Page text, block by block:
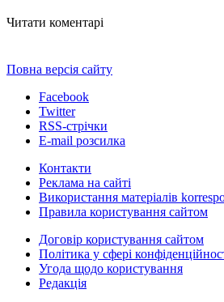
Читати коментарі
Повна версія сайту
Facebook
Twitter
RSS-стрічки
E-mail розсилка
Контакти
Реклама на сайті
Використання матеріалів
Правила користування сайтом
Договір користування сайтом
Політика у сфері
Угода щодо користування
Редакція